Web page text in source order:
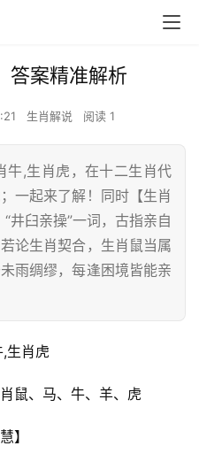
答案精准解析
生肖解说 阅读 1
牛,生肖虎，在十二生肖代
一起来了解！同时【生肖
井臼亲操”一词，古指亲自
论生肖契合，生肖鼠当属
雨绸缪，每逢困境皆能亲
生肖虎
鼠、马、牛、羊、虎
】